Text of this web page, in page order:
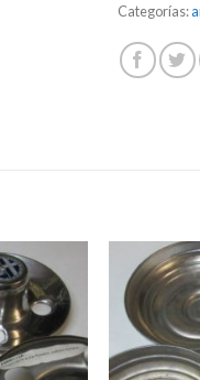
Categorías: